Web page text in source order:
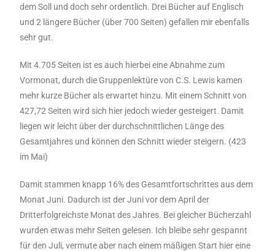
dem Soll und doch sehr ordentlich. Drei Bücher auf Englisch
und 2 längere Bücher (über 700 Seiten) gefallen mir ebenfalls
sehr gut.
Mit 4.705 Seiten ist es auch hierbei eine Abnahme zum
Vormonat, durch die Gruppenlektüre von C.S. Lewis kamen
mehr kurze Bücher als erwartet hinzu. Mit einem Schnitt von
427,72 Seiten wird sich hier jedoch wieder gesteigert. Damit
liegen wir leicht über der durchschnittlichen Länge des
Gesamtjahres und können den Schnitt wieder steigern. (423
im Mai)
Damit stammen knapp 16% des Gesamtfortschrittes aus dem
Monat Juni. Dadurch ist der Juni vor dem April der
Dritterfolgreichste Monat des Jahres. Bei gleicher Bücherzahl
wurden etwas mehr Seiten gelesen. Ich bleibe sehr gespannt
für den Juli, vermute aber nach einem mäßigen Start hier eine